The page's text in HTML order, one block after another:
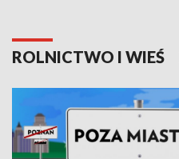
ROLNICTWO I WIEŚ